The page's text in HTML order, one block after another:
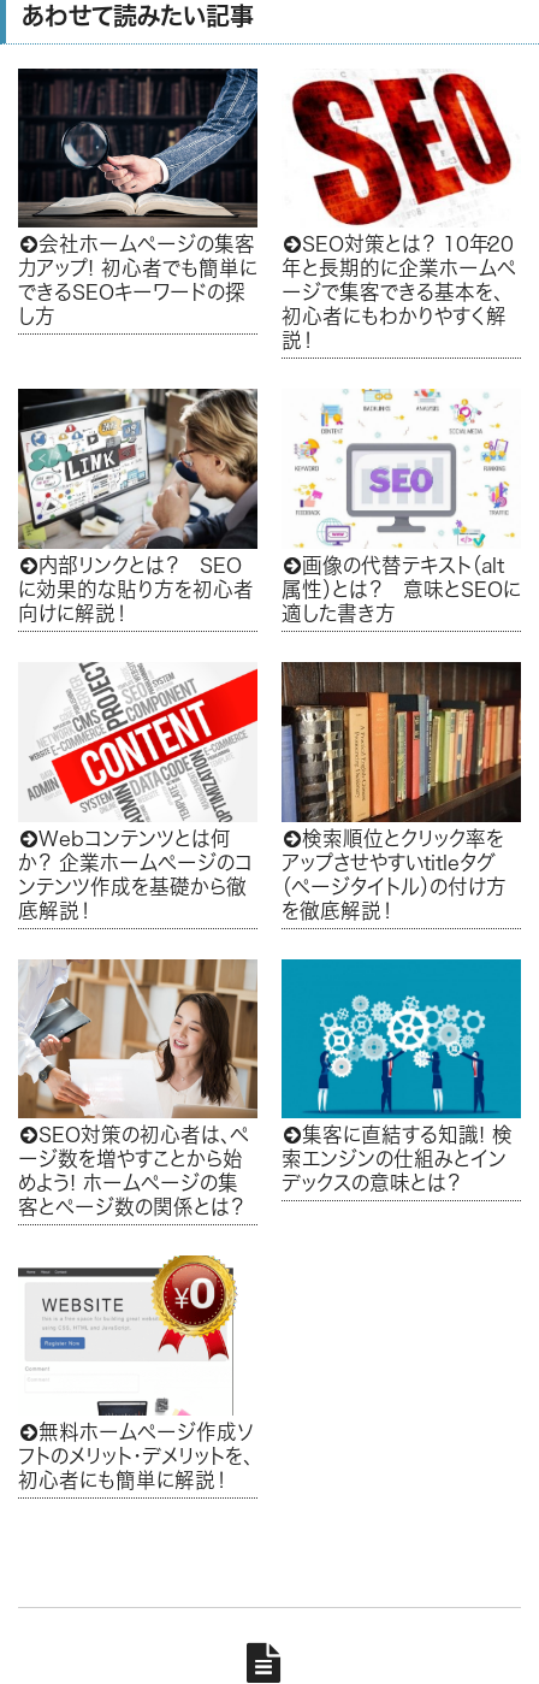
あわせて読みたい記事
会社ホームページの集客
力アップ! 初心者でも簡単に
できるSEOキーワードの探
し方
SEO対策とは？ 10年・20
年と長期的に企業ホームペ
ージで集客できる基本を、
初心者にもわかりやすく解
説！
内部リンクとは？ SEO
に効果的な貼り方を初心者
向けに解説！
画像の代替テキスト（alt
属性）とは？ 意味とSEOに
適した書き方
Webコンテンツとは何
か？ 企業ホームぺージのコ
ンテンツ作成を基礎から徹
底解説！
検索順位とクリック率を
アップさせやすいtitleタグ
（ページタイトル）の付け方
を徹底解説！
SEO対策の初心者は、ペ
ージ数を増やすことから始
めよう! ホームページの集
客とページ数の関係とは？
集客に直結する知識! 検
索エンジンの仕組みとイン
デックスの意味とは？
無料ホームページ作成ソ
フトのメリット・デメリットを、
初心者にも簡単に解説！
